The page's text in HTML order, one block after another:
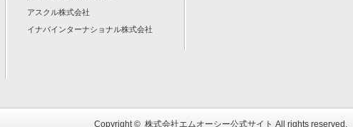
アスクル株式会社
イナバインターナショナル株式会社
Copyright © 株式会社エムオーシー公式サイト All rights reserved.